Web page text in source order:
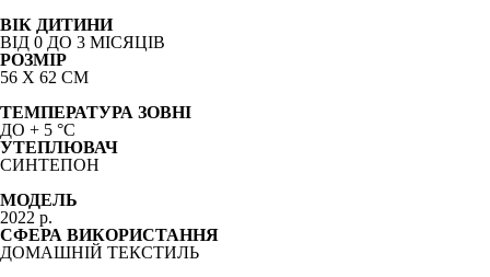
ВІК ДИТИНИ
ВІД 0 ДО 3 МІСЯЦІВ
РОЗМІР
56 Х 62 СМ
ТЕМПЕРАТУРА ЗОВНІ
ДО + 5 °C
УТЕПЛЮВАЧ
СИНТЕПОН
МОДЕЛЬ
2022 р.
СФЕРА ВИКОРИСТАННЯ
ДОМАШНІЙ ТЕКСТИЛЬ